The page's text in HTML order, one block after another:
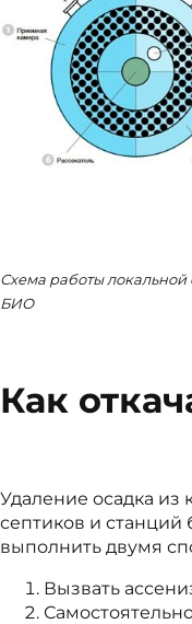
Схема работы локальной
БИО
Как
Удаление осадка
септиков и
выполнить двумя
Вызвать